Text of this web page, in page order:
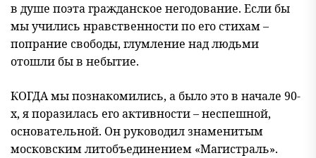
в душе поэта гражданское негодование. Если бы
мы учились нравственности по его стихам –
попрание свободы, глумление над людьми
отошли бы в небытие.
КОГДА мы познакомились, а было это в начале 90-
х, я поразилась его активности – неспешной,
основательной. Он руководил знаменитым
московским литобъединением «Магистраль».